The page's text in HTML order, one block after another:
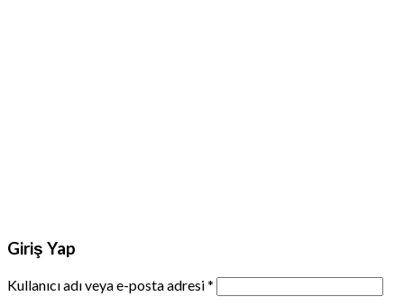
Giriş Yap
Kullanıcı adı veya e-posta adresi*